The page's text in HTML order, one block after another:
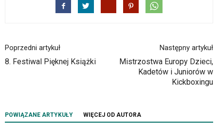
te
obsługiwane
strzałek
lub
Poprzedni artykuł
8. Festiwal Pięknej Książki
Następny artykuł
Mistrzostwa Europy Dzieci,
Kadetów i Juniorów w
Kickboxingu
POWIĄZANE ARTYKUŁY WIĘCEJ OD AUTORA